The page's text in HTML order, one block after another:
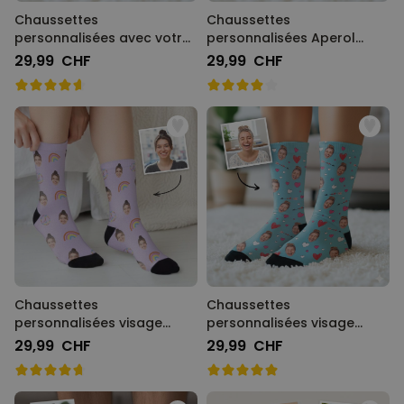
Chaussettes
personnalisées avec votre
animal de compagnie
29,99 CHF
Chaussettes
personnalisées Aperol
avec visage
29,99 CHF
Chaussettes
personnalisées visage
différents motifs
29,99 CHF
Chaussettes
personnalisées visage
motifs amour
29,99 CHF